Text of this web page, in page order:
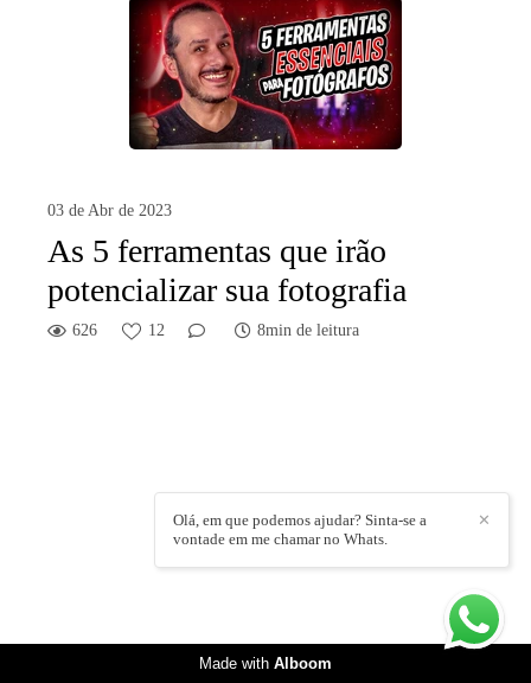
03 de Abr de 2023
As 5 ferramentas que irão
potencializar sua fotografia
626 12 8min de leitura
✕
Olá, em que podemos ajudar? Sinta-se a
vontade em me chamar no Whats.
Made with Alboom